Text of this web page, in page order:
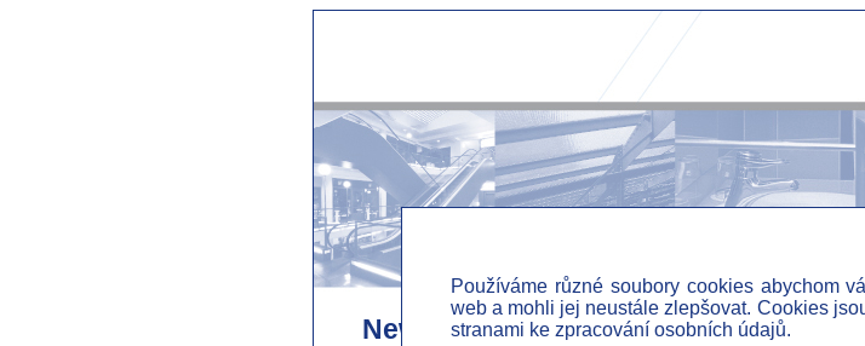
News
Používáme různé soubory cookies abychom
web a mohli jej neustále zlepšovat. Cookies
stranami ke zpracování osobních údajů.